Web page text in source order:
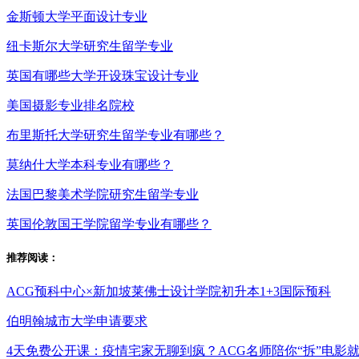
金斯顿大学平面设计专业
纽卡斯尔大学研究生留学专业
英国有哪些大学开设珠宝设计专业
美国摄影专业排名院校
布里斯托大学研究生留学专业有哪些？
莫纳什大学本科专业有哪些？
法国巴黎美术学院研究生留学专业
英国伦敦国王学院留学专业有哪些？
推荐阅读：
ACG预科中心×新加坡莱佛士设计学院初升本1+3国际预科
伯明翰城市大学申请要求
4天免费公开课：疫情宅家无聊到疯？ACG名师陪你“拆”电影